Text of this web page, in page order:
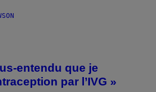
entendu que je
par l’IVG »